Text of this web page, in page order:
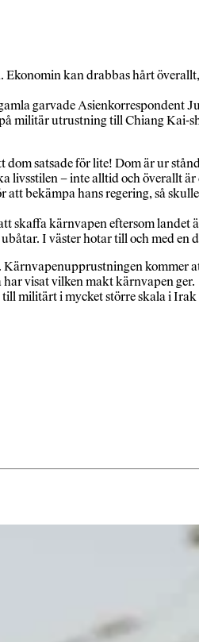
kan drabbas hårt
garvade Asienkorrespondent
militär utrustning till Chiang Kai-
dom satsade för lite! Dom är ur
livsstilen – inte alltid och överallt
bekämpa hans regering, så
skaffa kärnvapen eftersom landet
I väster hotar till och med en
Kärnvapenupprustningen kommer
visat vilken makt kärnvapen ger.
militärt i mycket större skala i